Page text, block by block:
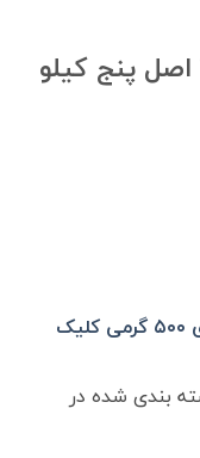
چای چکش سبز دو پنکه ۲۲۲ اصل پنج کیلو
برای خرید همین نوع چای در بسته بندی ۵۰۰ گرمی کلیک
بندی شده در